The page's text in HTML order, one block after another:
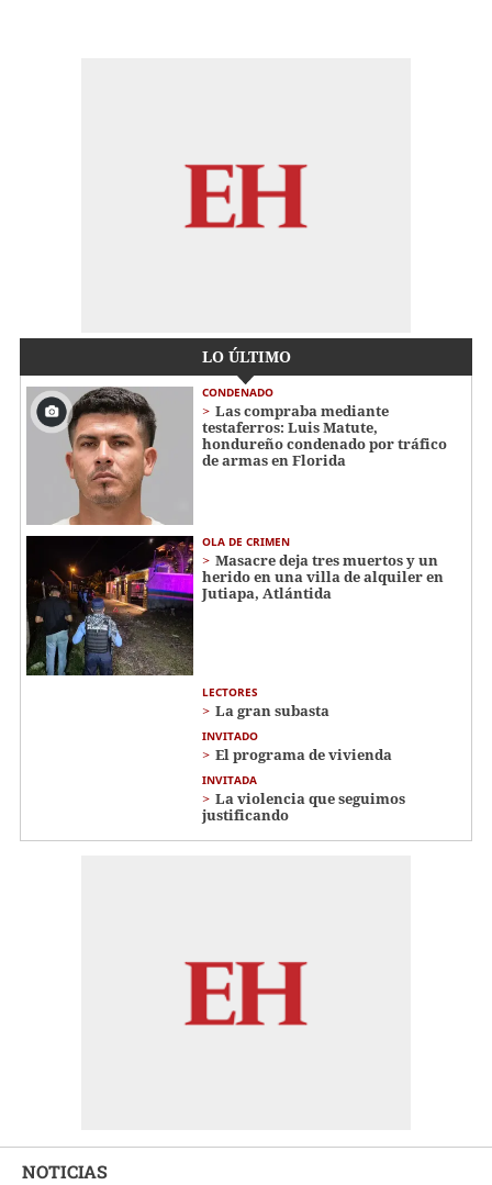
LO ÚLTIMO
CONDENADO
Las compraba mediante
testaferros: Luis Matute,
hondureño condenado por tráfico
de armas en Florida
OLA DE CRIMEN
Masacre deja tres muertos y un
herido en una villa de alquiler en
Jutiapa, Atlántida
LECTORES
La gran subasta
INVITADO
El programa de vivienda
INVITADA
La violencia que seguimos
justificando
NOTICIAS